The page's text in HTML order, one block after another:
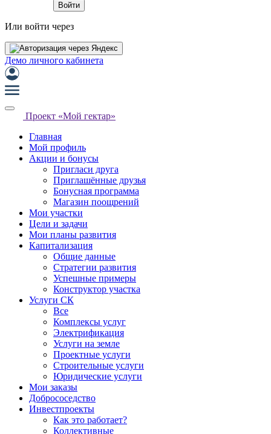
Войти
Или войти через
Демо личного кабинета
Проект «Мой гектар»
Главная
Мой профиль
Акции и бонусы
Пригласи друга
Приглашённые друзья
Бонусная программа
Магазин поощрений
Мои участки
Цели и задачи
Мои планы развития
Капитализация
Общие данные
Стратегии развития
Успешные примеры
Конструктор участка
Услуги СК
Все
Комплексы услуг
Электрификация
Услуги на земле
Проектные услуги
Строительные услуги
Юридические услуги
Мои заказы
Добрососедство
Инвестпроекты
Как это работает?
Коллективные